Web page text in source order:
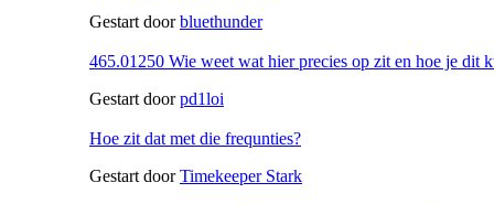
Gestart doorbluethunder
465.01250 Wie weet wat hier precies op zit en hoe je dit
Gestart doorpd1loi
Hoe zit dat met die frequnties?
Gestart doorTimekeeper Stark